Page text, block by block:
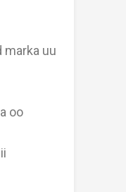
marka uu
oo